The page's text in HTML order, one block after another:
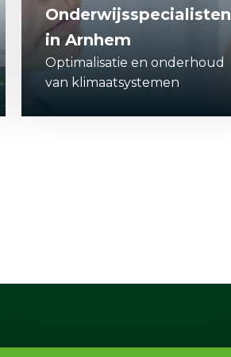
Onderwijsspecialisten
in Arnhem
Optimalisatie en onderhoud
van klimaatsystemen